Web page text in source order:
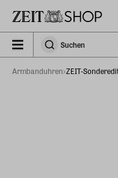
SuchenSuchen
Armbanduhren ZEIT-